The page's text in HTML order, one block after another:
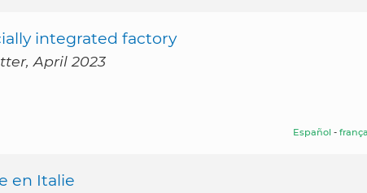
integrated factory
April 2023
Español -
en Italie